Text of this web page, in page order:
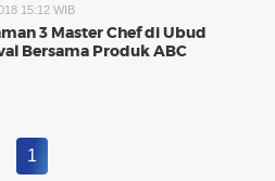
15:12 WIB
3 Master Chef di Ubud
Bersama Produk ABC
1